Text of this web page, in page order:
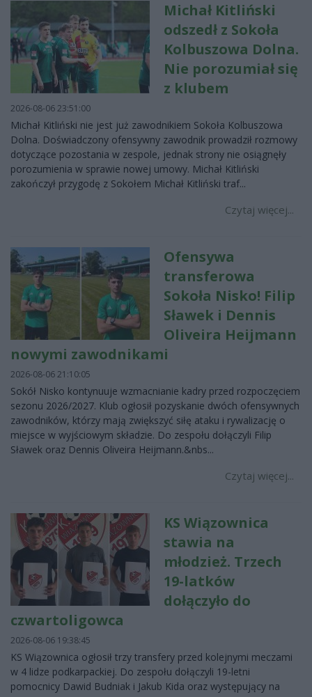
Michał Kitliński
odszedł z Sokoła
Kolbuszowa Dolna.
Nie porozumiał się
z klubem
2026-08-06 23:51:00
Michał Kitliński nie jest już zawodnikiem Sokoła Kolbuszowa
Dolna. Doświadczony ofensywny zawodnik prowadził rozmowy
dotyczące pozostania w zespole, jednak strony nie osiągnęły
porozumienia w sprawie nowej umowy. Michał Kitliński
zakończył przygodę z Sokołem Michał Kitliński traf...
Czytaj więcej...
Ofensywa
transferowa
Sokoła Nisko! Filip
Sławek i Dennis
Oliveira Heijmann
nowymi zawodnikami
2026-08-06 21:10:05
Sokół Nisko kontynuuje wzmacnianie kadry przed rozpoczęciem
sezonu 2026/2027. Klub ogłosił pozyskanie dwóch ofensywnych
zawodników, którzy mają zwiększyć siłę ataku i rywalizację o
miejsce w wyjściowym składzie. Do zespołu dołączyli Filip
Sławek oraz Dennis Oliveira Heijmann.&nbs...
Czytaj więcej...
KS Wiązownica
stawia na
młodzież. Trzech
19-latków
dołączyło do
czwartoligowca
2026-08-06 19:38:45
KS Wiązownica ogłosił trzy transfery przed kolejnymi meczami
w 4 lidze podkarpackiej. Do zespołu dołączyli 19-letni
pomocnicy Dawid Budniak i Jakub Kida oraz występujący na